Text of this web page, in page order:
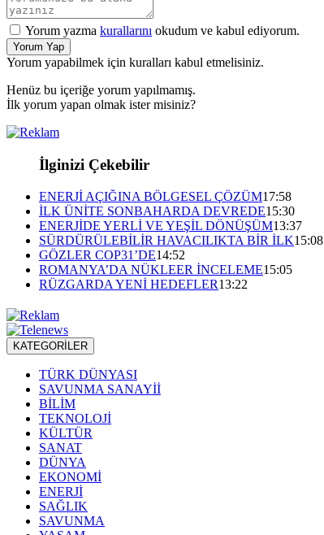
Yorum yazma kurallarını okudum ve kabul ediyorum.
Yorum Yap
Yorum yapabilmek için kuralları kabul etmelisiniz.
Henüz bu içeriğe yorum yapılmamış.
İlk yorum yapan olmak ister misiniz?
İlginizi Çekebilir
ENERJİ AÇIĞINA BÖLGESEL ÇÖZÜM17:58
İLK ÜNİTE SONBAHARDA DEVREDE15:30
ENERJİDE YERLİ VE YEŞİL DÖNÜŞÜM13:37
SÜRDÜRÜLEBİLİR HAVACILIKTA BİR İLK15:08
GÖZLER COP31’DE14:52
ROMANYA’DA NÜKLEER İNCELEME15:05
RÜZGARDA YENİ HEDEFLER13:22
KATEGORİLER
TÜRK DÜNYASI
SAVUNMA SANAYİİ
BİLİM
TEKNOLOJİ
KÜLTÜR
SANAT
DÜNYA
EKONOMİ
ENERJİ
SAĞLIK
SAVUNMA